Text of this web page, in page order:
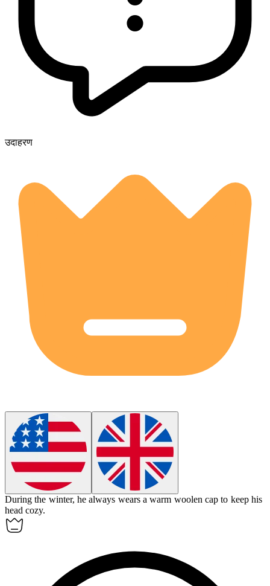
उदाहरण
During the winter, he always wears a warm woolen cap to keep his
head cozy.